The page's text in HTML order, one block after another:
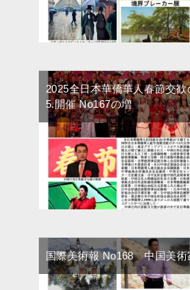
2025全日本華僑華人春節交
5.開催 No167の増
国際美術報 No168 中国美術